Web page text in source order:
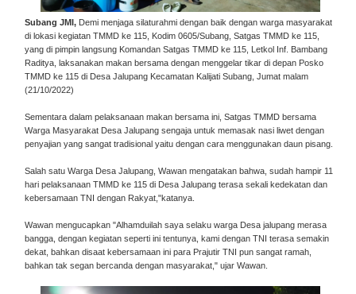
Subang JMI, Demi menjaga silaturahmi dengan baik dengan warga masyarakat
di lokasi kegiatan TMMD ke 115, Kodim 0605/Subang, Satgas TMMD ke 115,
yang di pimpin langsung Komandan Satgas TMMD ke 115, Letkol Inf. Bambang
Raditya, laksanakan makan bersama dengan menggelar tikar di depan Posko
TMMD ke 115 di Desa Jalupang Kecamatan Kalijati Subang, Jumat malam
(21/10/2022)
Sementara dalam pelaksanaan makan bersama ini, Satgas TMMD bersama
Warga Masyarakat Desa Jalupang sengaja untuk memasak nasi liwet dengan
penyajian yang sangat tradisional yaitu dengan cara menggunakan daun pisang.
Salah satu Warga Desa Jalupang, Wawan mengatakan bahwa, sudah hampir 11
hari pelaksanaan TMMD ke 115 di Desa Jalupang terasa sekali kedekatan dan
kebersamaan TNI dengan Rakyat,"katanya.
Wawan mengucapkan "Alhamduilah saya selaku warga Desa jalupang merasa
bangga, dengan kegiatan seperti ini tentunya, kami dengan TNI terasa semakin
dekat, bahkan disaat kebersamaan ini para Prajutir TNI pun sangat ramah,
bahkan tak segan bercanda dengan masyarakat," ujar Wawan.